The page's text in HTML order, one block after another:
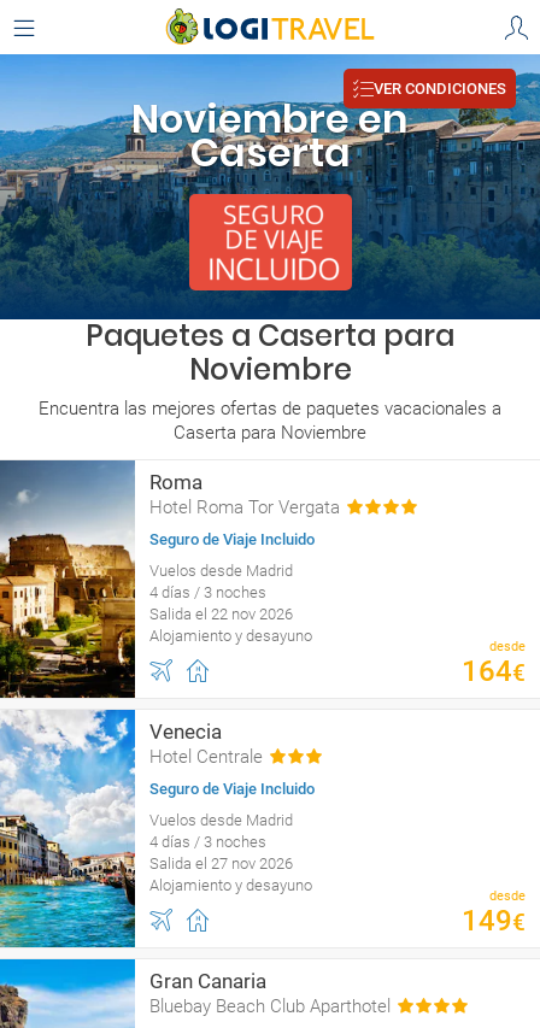
Noviembre en
Caserta
VER CONDICIONES
Paquetes a Caserta para
Noviembre
Encuentra las mejores ofertas de paquetes vacacionales a
Caserta para Noviembre
Roma
Hotel Roma Tor Vergata
Seguro de Viaje Incluido
Vuelos desde Madrid
4 días / 3 noches
Salida el 22 nov 2026
Alojamiento y desayuno
desde
164€
Venecia
Hotel Centrale
Seguro de Viaje Incluido
Vuelos desde Madrid
4 días / 3 noches
Salida el 27 nov 2026
Alojamiento y desayuno
desde
149€
Gran Canaria
Bluebay Beach Club Aparthotel